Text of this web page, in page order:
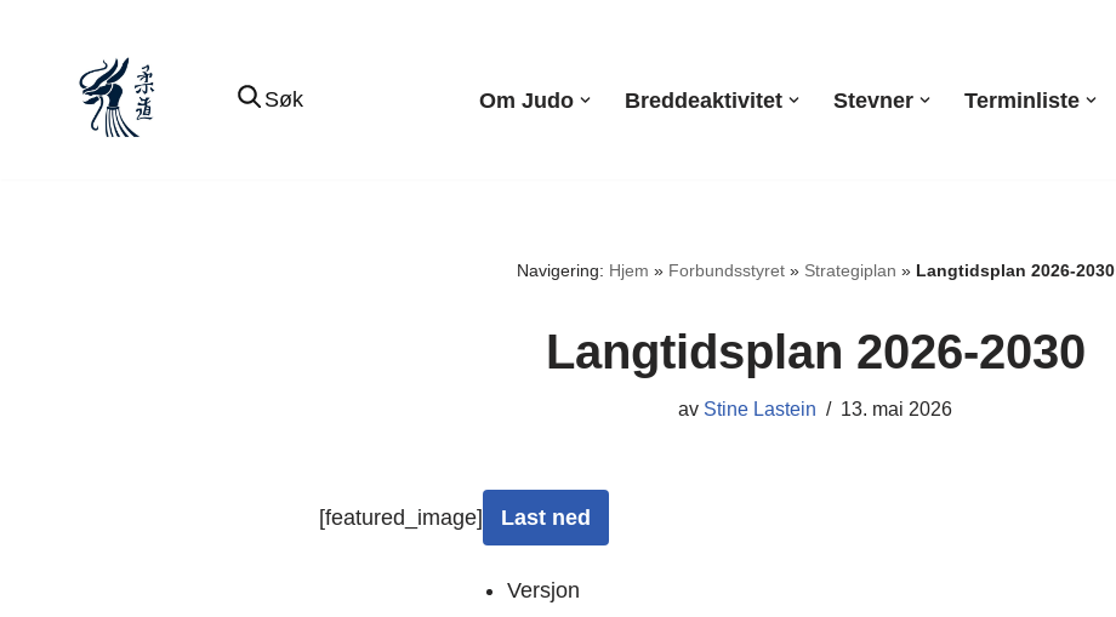
innholdet
Søk Om Judo Breddeaktivitet Stevner Terminliste
Navigering: Hjem » Forbundsstyret» Strategiplan » Langtidsplan 2026-2030
Langtidsplan 2026-2030
av Stine Lastein 13. mai 2026
[featured_image] Last ned
Versjon